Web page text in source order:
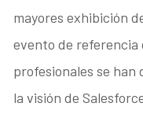
mayores exhibición
evento de referencia
profesionales se han
la visión de